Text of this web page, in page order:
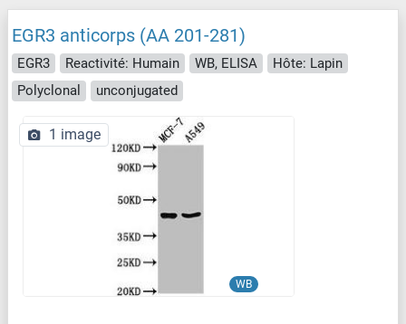
EGR3 anticorps (AA 201-281)
EGR3 Reactivité: Humain WB, ELISA
Hôte: Lapin
Polyclonal
unconjugated
WB
1 image